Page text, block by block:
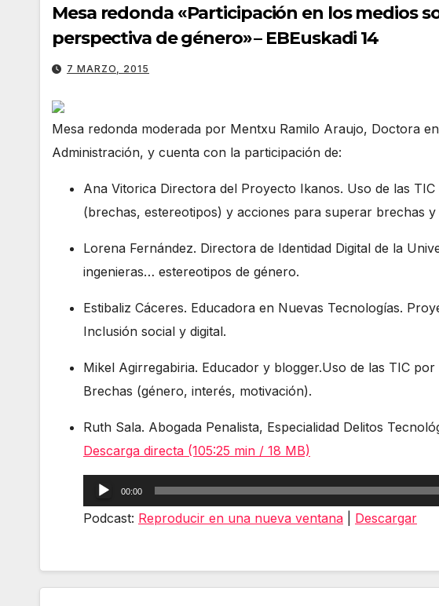
Mesa redonda «Participación en los medios
perspectiva de género» – EBEuskadi 14
7 MARZO, 2015
Mesa redonda moderada por Mentxu Ramilo Araujo, Doctora
Administración, y cuenta con la participación de:
Ana Vitorica Directora del Proyecto Ikanos. Uso de las
(brechas, estereotipos) y acciones para superar brechas
Lorena Fernández. Directora de Identidad Digital de la
ingenieras… estereotipos de género.
Estibaliz Cáceres. Educadora en Nuevas Tecnologías.
Inclusión social y digital.
Mikel Agirregabiria. Educador y blogger.Uso de las TIC
Brechas (género, interés, motivación).
Ruth Sala. Abogada Penalista, Especialidad Delitos
Descarga directa (105:25 min / 18 MB)
Reproductor
de
00:00
Podcast: Reproducir en una nueva ventana Descargar